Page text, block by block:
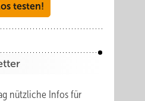
testen!
nützliche Infos für